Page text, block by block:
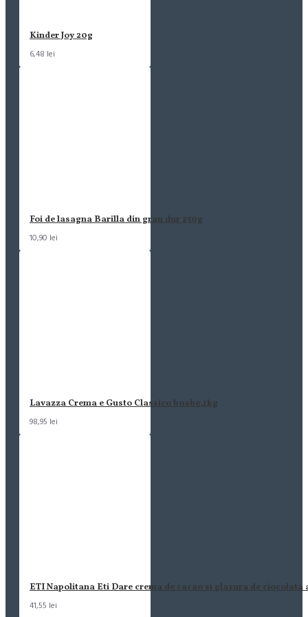
Kinder Joy 20g
6,48 lei
Foi de lasagna Barilla din grau dur 250g
10,90 lei
Lavazza Crema e Gusto Classico boabe,1kg
98,95 lei
ETI Napolitana Eti Dare crema de cacao si glazura de ciocolata
41,55 lei